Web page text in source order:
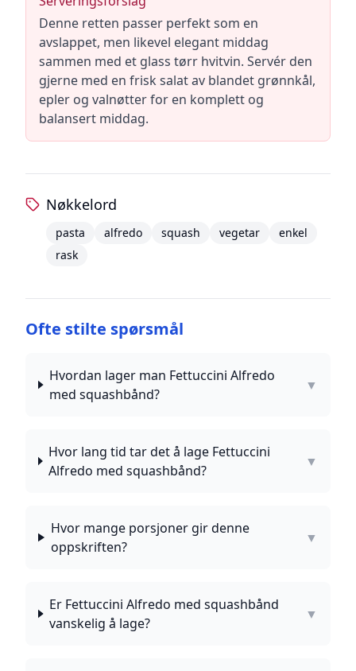
Denne retten passer perfekt som en
avslappet, men likevel elegant middag
sammen med et glass tørr hvitvin. Servér den
gjerne med en frisk salat av blandet grønnkål,
epler og valnøtter for en komplett og
balansert middag.
Nøkkelord
pasta alfredo squash vegetar
enkel
rask
Ofte stilte spørsmål
Hvordan lager man Fettuccini Alfredo
med squashbånd?
▼
Hvor lang tid tar det å lage Fettuccini
Alfredo med squashbånd?
▼
Hvor mange porsjoner gir denne
oppskriften?
▼
Er Fettuccini Alfredo med squashbånd
vanskelig å lage?
▼